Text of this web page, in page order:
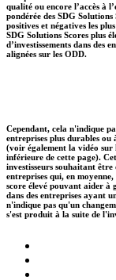
qualité ou encore l’accès à
pondérée des SDG
positives et négatives les
SDG Solutions Scores plus
d’investissements dans des
alignées sur les ODD.
Cependant, cela n'indique
entreprises plus durables
(voir également la vidéo sur
inférieure de cette page).
investisseurs souhaitant
entreprises qui, en
score élevé pouvant aider à
dans des entreprises ayant
n'indique pas qu'un
s'est produit à la suite de